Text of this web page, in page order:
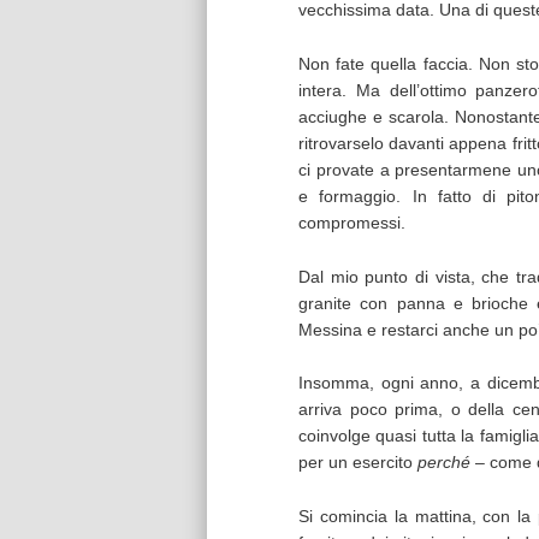
vecchissima data. Una di
Non fate quella faccia. Non
intera. Ma dell’ottimo
acciughe e scarola.
ritrovarselo davanti appena
ci provate a presentarmene
e formaggio. In fatto di
compromessi.
Dal mio punto di vista, che
granite con panna e
Messina e restarci anche un
Insomma, ogni anno, a
arriva poco prima, o della
coinvolge quasi tutta la
per un esercito perché – come
Si comincia la mattina, con la